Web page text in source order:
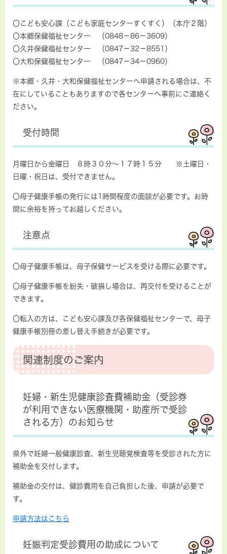
〇こども安心課（こども家庭センターすくすく）（本庁２階）
〇本郷保健福祉センター （0848－86－3609）
〇久井保健福祉センター （0847－32－8551）
〇大和保健福祉センター （0847－34－0960）
※本郷・久井・大和保健福祉センターへ申請される場合は、不
在にしていることもありますので各センターへ事前にご連絡く
ださい。
受付時間
月曜日から金曜日 ８時３０分～１７時１５分 ※土曜日・
日曜・祝日は、受付できません。
〇母子健康手帳の発行には 1時間程度の面談が必要です。お時
間に余裕を持ってお越しください。
注意点
〇母子健康手帳は、母子保健サービスを受ける際に必要です。
〇母子健康手帳を紛失・破損し場合は、再交付を受けることが
できます。
〇転入の方は、こども安心課及び各保健福祉センターで、母子
健康手帳別冊の差し替え手続きが必要です。
関連制度のご案内
妊婦・新生児健康診査費補助金（受診券
が利用できない医療機関・助産所で受診
される方）のお知らせ
県外で妊婦一般健康診査、新生児聴覚検査等を受診された方に
補助金を交付します。
補助金の交付は、健診費用を自己負担した後、申請が必要で
す。
申請方法はこちら
妊娠判定受診費用の助成について